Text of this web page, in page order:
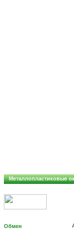
Металлопластиковые
Обмен